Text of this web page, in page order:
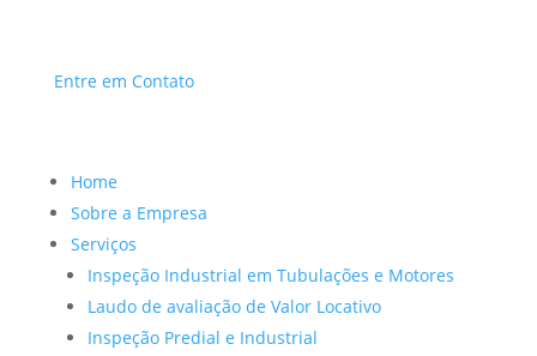
Entre em Contato
Home
Sobre a Empresa
Serviços
Inspeção Industrial em Tubulações e Motores
Laudo de avaliação de Valor Locativo
Inspeção Predial e Industrial